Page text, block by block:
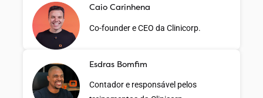
Caio Carinhena
Co-founder e CEO da Clinicorp.
Esdras Bomfim
Contador e responsável pelos